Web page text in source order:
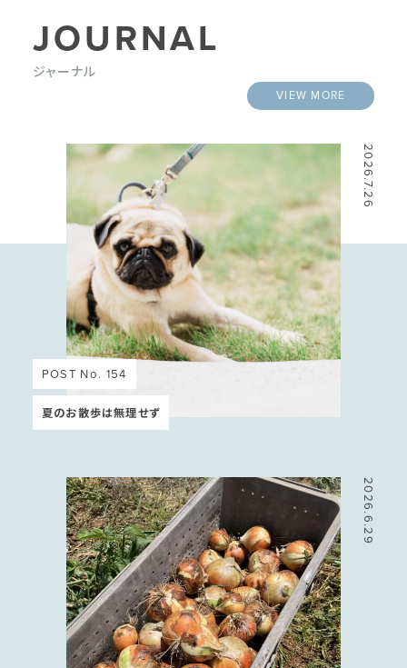
JOURNAL
ジャーナル
2026.7.26
POST No. 154
夏のお散歩は無理せず
2026.6.29
VIEW MORE